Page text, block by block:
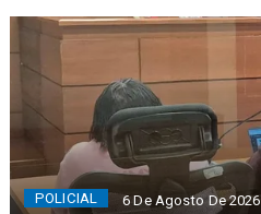
POLICIAL 6 De Agosto De 2026